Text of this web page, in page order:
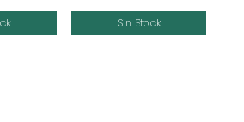
de
precios:
Sin Stock